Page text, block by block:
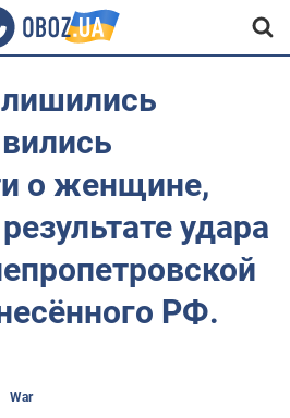
о женщине,
удара
РФ.
War